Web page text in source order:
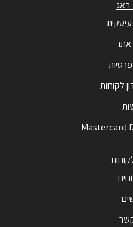
באג
אתר
לקוחות